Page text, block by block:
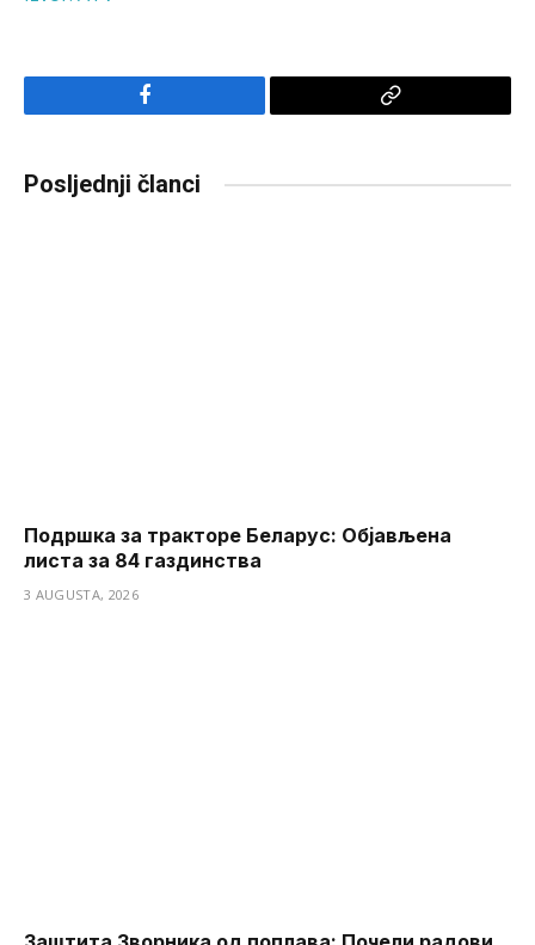
Facebook
Copy
Posljednji članci
Подршка за тракторе Беларус: Објављена
листа за 84 газдинства
3 AUGUSTA, 2026